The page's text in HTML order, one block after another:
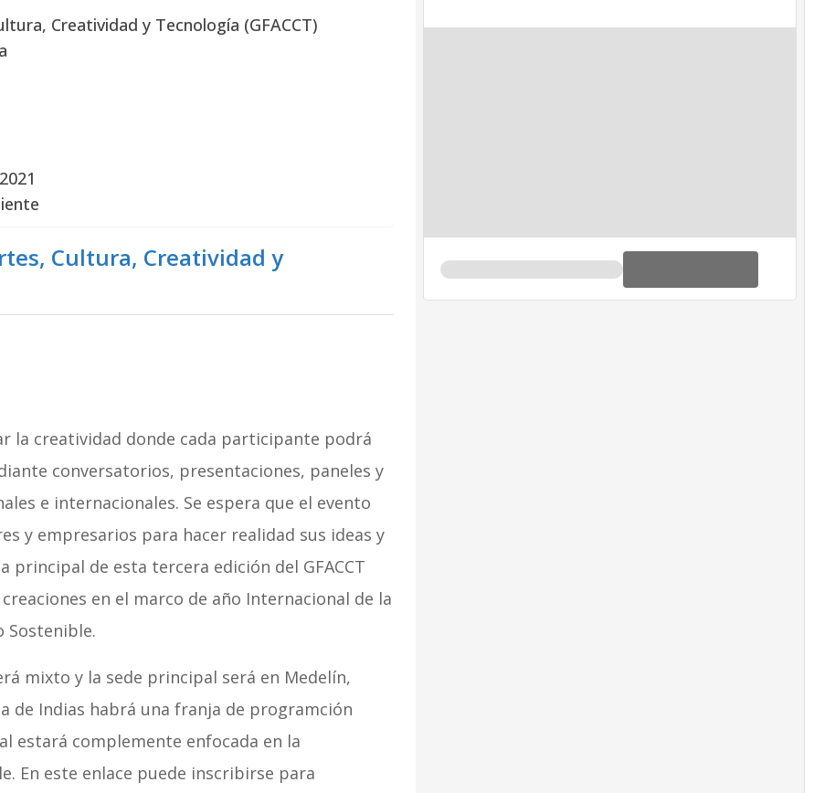
Creatividad y Tecnología (GFACCT)
Cultura, Creatividad y
la creatividad donde cada participante podrá
conversatorios, presentaciones, paneles y
e internacionales. Se espera que el evento
y empresarios para hacer realidad sus ideas y
principal de esta tercera edición del GFACCT
en el marco de año Internacional de la
Sostenible.
mixto y la sede principal será en Medelín,
de Indias habrá una franja de programción
estará complemente enfocada en la
En este enlace puede inscribirse para